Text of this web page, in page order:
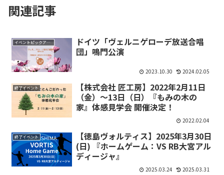
関連記事
イベントピックアップ
ドイツ「ヴェルニゲローデ放送合唱
団」鳴門公演
2023.10.30 2024.02.05
終了イベント
【株式会社 匠工房】2022年2月11日
（金）～13日（日）『もみの木の
家』体感見学会 開催決定！
2022.02.04
終了イベント
【徳島ヴォルティス】2025年3月30日
(日) 『ホームゲーム：VS RB大宮アル
ディージャ』
2025.03.24 2025.03.31